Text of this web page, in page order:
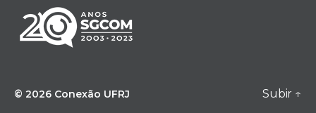
© 2026 Conexão UFRJ Subir ↑